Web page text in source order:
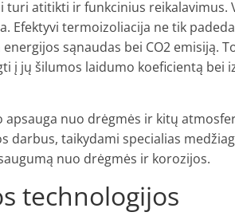
atitikti ir funkcinius reikalavimus.
Efektyvi termoizoliacija ne tik
sąnaudas bei CO2 emisiją.
į jų šilumos laidumo koeficientą bei
nuo drėgmės ir kitų
darbus, taikydami specialias
nuo drėgmės ir korozijos.
technologijos